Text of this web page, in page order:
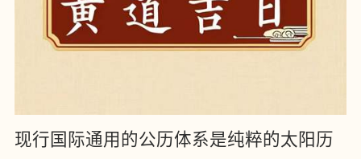
现行国际通用的公历体系是纯粹的太阳历